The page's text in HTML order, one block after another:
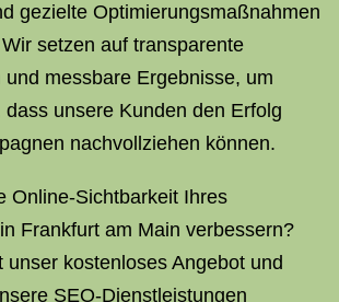
gezielte Optimierungsmaßnahmen
setzen auf transparente
und messbare Ergebnisse, um
unsere Kunden den Erfolg
nachvollziehen können.
Online-Sichtbarkeit Ihres
Frankfurt am Main verbessern?
unser kostenloses Angebot und
SEO-Dienstleistungen